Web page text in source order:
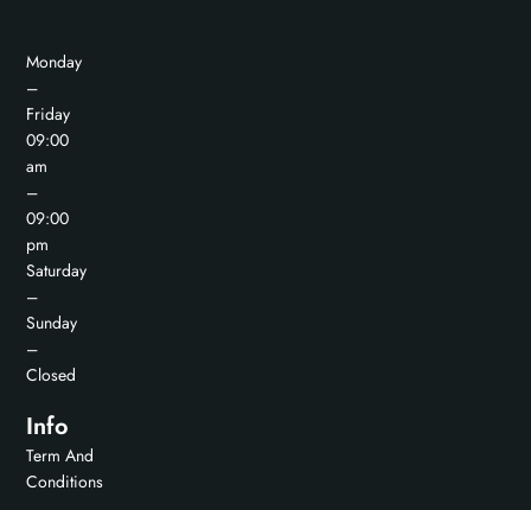
Monday
–
Friday
09:00
am
–
09:00
pm
Saturday
–
Sunday
–
Closed
Info
Term And
Conditions